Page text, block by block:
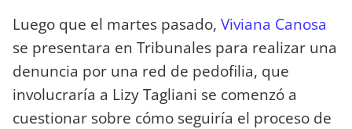
Luego que el martes pasado, Viviana Canosa
se presentara en Tribunales para realizar una
denuncia por una red de pedofilia, que
involucraría a Lizy Tagliani se comenzó a
cuestionar sobre cómo seguiría el proceso de